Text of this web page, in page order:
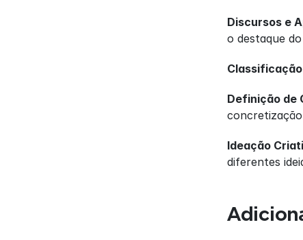
Discursos e
o destaque
Definição de
Ideação
diferentes